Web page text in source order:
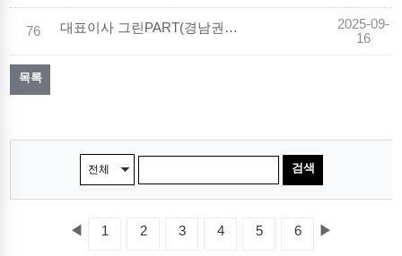
76 대표이사 그린PART(경남권) 현장경영
2025-09-
16
목록
검색
◀ 1 2 3 4 5 6 ▶